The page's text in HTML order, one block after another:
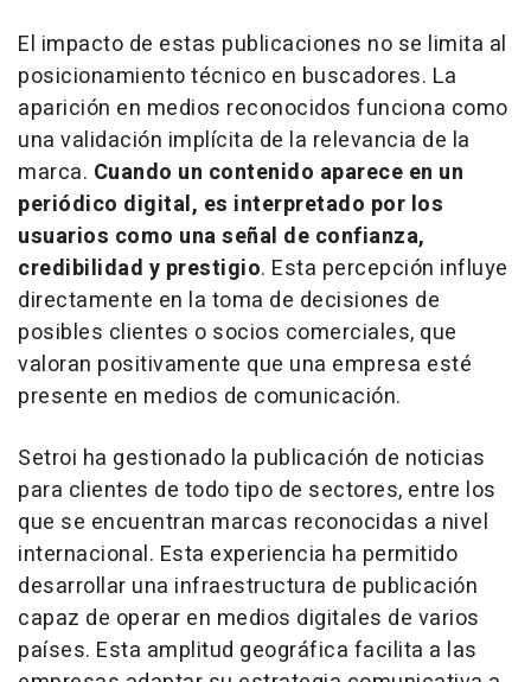
El impacto de estas publicaciones no se limita al
posicionamiento técnico en buscadores. La
aparición en medios reconocidos funciona como
una validación implícita de la relevancia de la
marca. Cuando un contenido aparece en un
periódico digital, es interpretado por los
usuarios como una señal de confianza,
credibilidad y prestigio. Esta percepción influye
directamente en la toma de decisiones de
posibles clientes o socios comerciales, que
valoran positivamente que una empresa esté
presente en medios de comunicación.
Setroi ha gestionado la publicación de noticias
para clientes de todo tipo de sectores, entre los
que se encuentran marcas reconocidas a nivel
internacional. Esta experiencia ha permitido
desarrollar una infraestructura de publicación
capaz de operar en medios digitales de varios
países. Esta amplitud geográfica facilita a las